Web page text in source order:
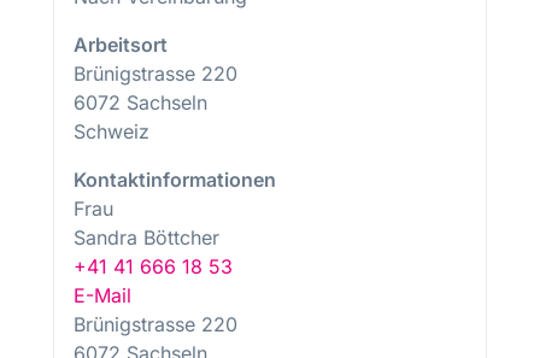
Arbeitsort
Brünigstrasse 220
6072 Sachseln
Schweiz
Kontaktinformationen
Frau
Sandra Böttcher
+41 41 666 18 53
E-Mail
Brünigstrasse 220
6072 Sachseln